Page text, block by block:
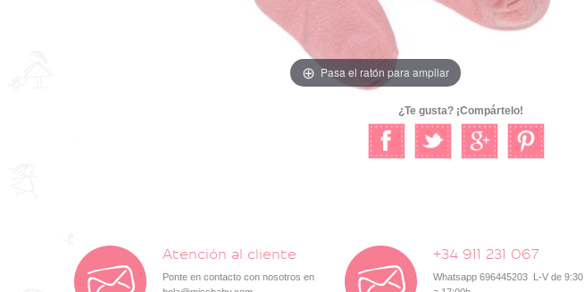
Pasa el ratón para ampliar
¿Te gusta? ¡Compártelo!
Atención al cliente
Ponte en contacto con nosotros en
+34 911 231 067
Whatsapp 696445203 L-V de 9:30